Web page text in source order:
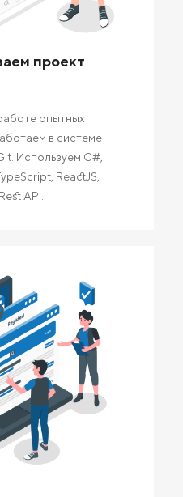
проект
опытных
в системе
Используем C#,
ReactJS,
API.